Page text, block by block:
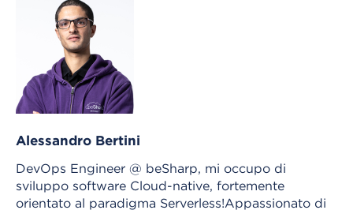
Alessandro Bertini
DevOps Engineer @ beSharp, mi occupo di
sviluppo software Cloud-native, fortemente
orientato al paradigma Serverless!Appassionato di